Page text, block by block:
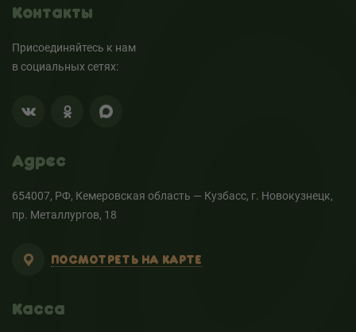
Контакты
Присоединяйтесь к нам
в социальных сетях:
Адрес
654007, РФ, Кемеровская область — Кузбасс, г. Новокузнецк,
пр. Металлургов, 18
ПОСМОТРЕТЬ НА КАРТЕ
Касса